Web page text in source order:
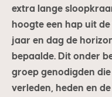
extra lange
hoogte een hap uit
jaar en dag de
bepaalde. Dit onder
groep genodigden
verleden, heden en